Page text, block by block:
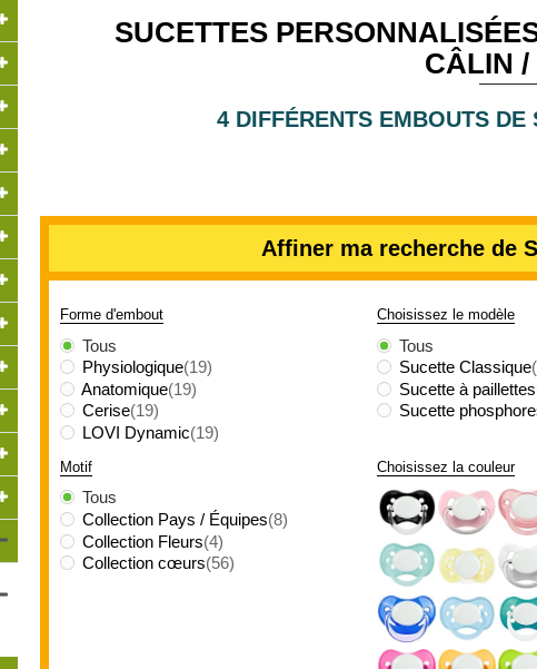
SUCETTES
CÂLIN
4 DIFFÉRENTS EMBOUTS
Affiner ma recherche de
Forme d'embout
Tous
Physiologique(19)
Anatomique(19)
Cerise(19)
LOVI Dynamic(19)
Choisissez le modèle
Tous
Sucette Classique
Sucette à paillettes
Sucette
Motif
Tous
Collection Pays / Équipes(8)
Collection Fleurs(4)
Collection cœurs(56)
Choisissez la couleur